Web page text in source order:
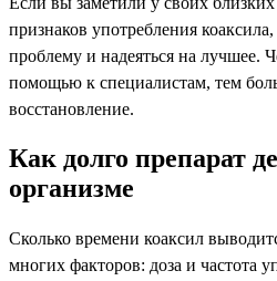
признаков употребления
проблему и надеяться на лучшее.
помощью к специалистам, тем
восстановление.
Как долго препарат
организме
Сколько времени коаксил
многих факторов: доза и частота